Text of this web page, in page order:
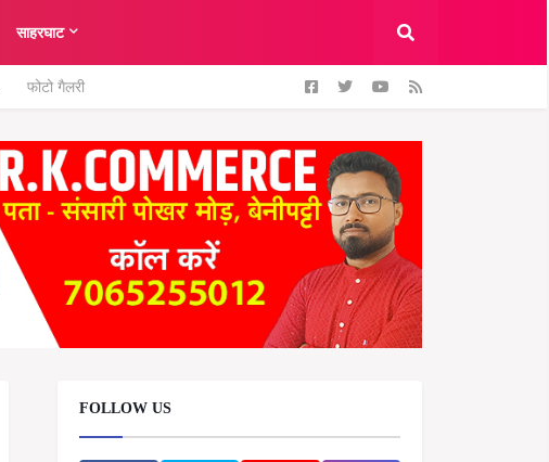
साहरघाट
फोटो गैलरी
FOLLOW US